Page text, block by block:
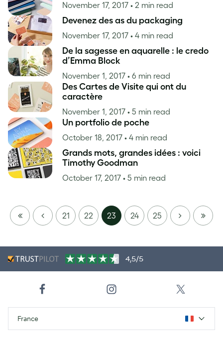
November 17, 2017 • 2 min read
Devenez des as du packaging
November 17, 2017 • 4 min read
De la sagesse en aquarelle : le credo
d’Emma Block
November 1, 2017 • 6 min read
Des Cartes de Visite qui ont du
caractère
November 1, 2017 • 5 min read
Un portfolio de poche
October 18, 2017 • 4 min read
Grands mots, grandes idées : voici
Timothy Goodman
October 17, 2017 • 5 min read
FIRST
PAGE
PREVIOUS
21 22 23 24 25 NEXT
LAST
PAGE
4,5/5
France